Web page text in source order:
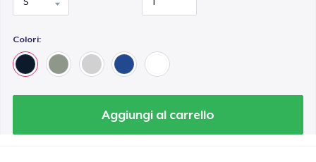
Colori:
Aggiungi al carrello